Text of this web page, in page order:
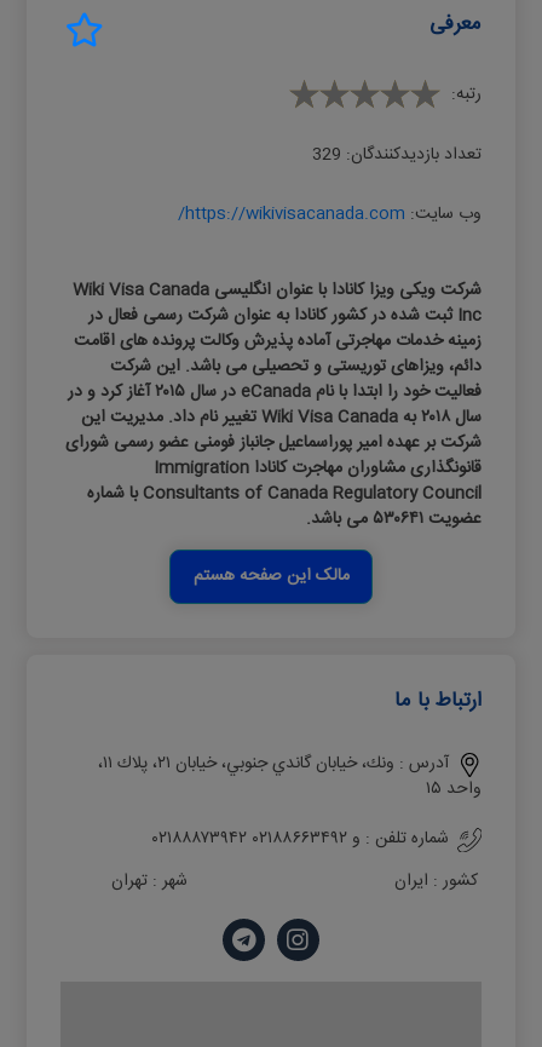
معرفی
رتبه:
تعداد بازدیدکنندگان: 329
وب سایت: https://wikivisacanada.com/
شرکت ویکی ویزا کانادا با عنوان انگلیسی Wiki Visa Canada
Inc ثبت شده در کشور کانادا به عنوان شرکت رسمی فعال در
زمینه خدمات مهاجرتی آماده پذیرش وکالت پرونده های اقامت
دائم، ویزاهای توریستی و تحصیلی می باشد. این شرکت
فعالیت خود را ابتدا با نام eCanada در سال ۲۰۱۵ آغاز کرد و در
سال ۲۰۱۸ به Wiki Visa Canada تغییر نام داد. مدیریت این
شرکت بر عهده امیر پوراسماعیل جانباز فومنی عضو رسمی شورای
قانونگذاری مشاوران مهاجرت کانادا Immigration
Consultants of Canada Regulatory Council با شماره
عضویت ۵۳۰۶۴۱ می باشد.
مالک این صفحه هستم
ارتباط با ما
آدرس :
ونك، خيابان گاندي جنوبي، خيابان ۲۱، پلاك ۱۱،
واحد ۱۵
شماره تلفن : ۰۲۱۸۸۸۷۳۹۴۲ و ۰۲۱۸۸۶۶۳۴۹۲
کشور : ایران شهر : تهران